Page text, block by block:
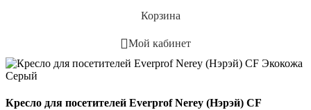
Корзина
Мой кабинет
Кресло для посетителей Everprof Nerey (Нэрэй) CF